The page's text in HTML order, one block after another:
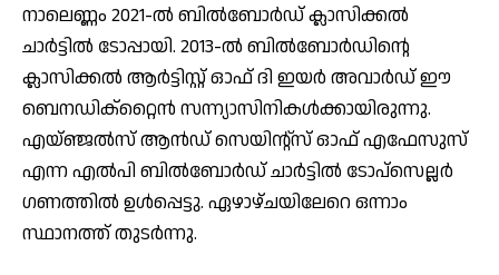
നാലെണ്ണം 2021-ല്‍ ബില്‍ബോര്‍ഡ് ക്ലാസിക്കല്‍
ചാര്‍ട്ടില്‍ ടോപ്പായി. 2013-ല്‍ ബില്‍ബോര്‍ഡിന്റെ
ക്ലാസിക്കല്‍ ആര്‍ട്ടിസ്റ്റ് ഓഫ് ദി ഇയര്‍ അവാര്‍ഡ് ഈ
ബെനഡിക്‌റ്റൈന്‍ സന്ന്യാസിനികള്‍ക്കായിരുന്നു.
എയ്ഞ്ജല്‍സ് ആന്‍ഡ് സെയിന്റ്‌സ് ഓഫ് എഫേസുസ്
എന്ന എല്‍പി ബില്‍ബോര്‍ഡ് ചാര്‍ട്ടില്‍ ടോപ്‌സെല്ലര്‍
ഗണത്തില്‍ ഉള്‍പ്പെട്ടു. ഏഴാഴ്ചയിലേറെ ഒന്നാം
സ്ഥാനത്ത് തുടര്‍ന്നു.